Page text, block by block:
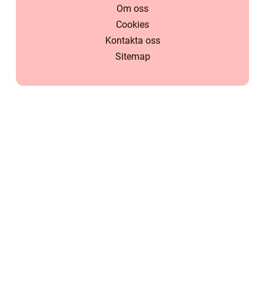
Om oss
Cookies
Kontakta oss
Sitemap